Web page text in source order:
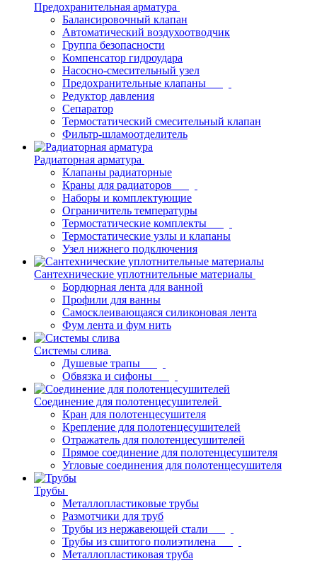
Предохранительная арматура
Балансировочный клапан
Автоматический воздухоотводчик
Группа безопасности
Компенсатор гидроудара
Насосно-смесительный узел
Предохранительные клапаны
Редуктор давления
Сепаратор
Термостатический смесительный клапан
Фильтр-шламоотделитель
Радиаторная арматура
Клапаны радиаторные
Краны для радиаторов
Наборы и комплектующие
Ограничитель температуры
Термостатические комплекты
Термостатические узлы и клапаны
Узел нижнего подключения
Сантехнические уплотнительные материалы
Бордюрная лента для ванной
Профили для ванны
Самосклеивающаяся силиконовая лента
Фум лента и фум нить
Системы слива
Душевые трапы
Обвязка и сифоны
Соединение для полотенцесушителей
Кран для полотенцесушителя
Крепление для полотенцесушителей
Отражатель для полотенцесушителей
Прямое соединение для полотенцесушителя
Угловые соединения для полотенцесушителя
Трубы
Металлопластиковые трубы
Размотчики для труб
Трубы из нержавеющей стали
Трубы из сшитого полиэтилена
Металлопластиковая труба